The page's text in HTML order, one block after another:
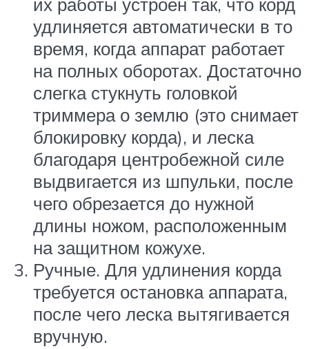
удлиняется автоматически в то
время, когда аппарат работает
на полных оборотах. Достаточно
слегка стукнуть головкой
триммера о землю (это снимает
блокировку корда), и леска
благодаря центробежной силе
выдвигается из шпульки, после
чего обрезается до нужной
длины ножом, расположенным
на защитном кожухе.
Ручные. Для удлинения корда
требуется остановка аппарата,
после чего леска вытягивается
вручную.